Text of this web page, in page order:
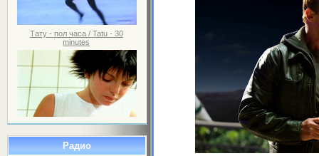
Тату - пол часа / Tatu - 30
minutes
Радио